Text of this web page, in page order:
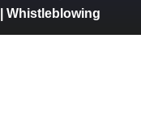
Whistleblowing